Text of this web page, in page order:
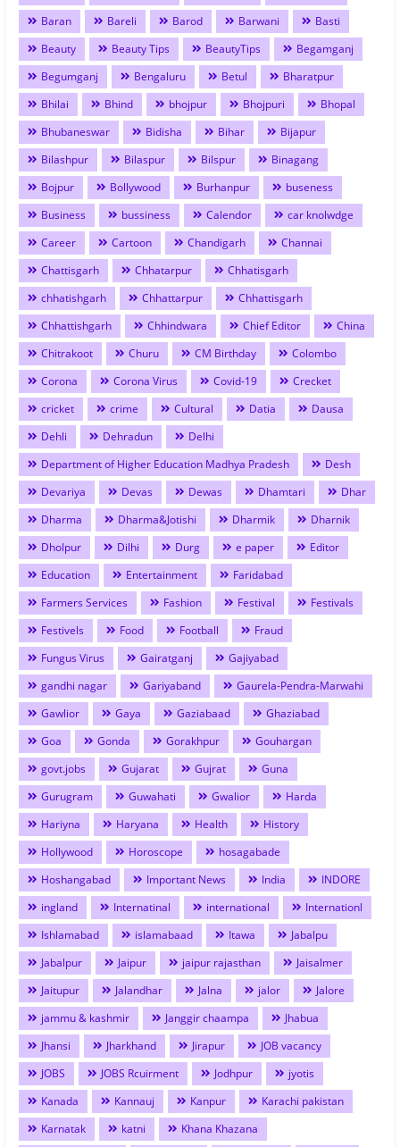
Baran
Bareli Barod Barwani
Basti
Beauty
Beauty Tips BeautyTips
Begamganj
Begumganj
Bengaluru Betul
Bharatpur
Bhilai
Bhind bhojpur Bhojpuri
Bhopal
Bhubaneswar
Bidisha Bihar
Bijapur
Bilashpur
Bilaspur Bilspur
Binagang
Bojpur
Bollywood Burhanpur
buseness
Business
bussiness Calendor
car knolwdge
Career
Cartoon Chandigarh
Channai
Chattisgarh
Chhatarpur
Chhatisgarh
chhatishgarh
Chhattarpur
Chhattisgarh
Chhattishgarh
Chhindwara Chief Editor
China
Chitrakoot
Churu CM Birthday
Colombo
Corona
Corona Virus Covid-19
Crecket
cricket
crime Cultural Datia
Dausa
Dehli
Dehradun
Delhi
Department of Higher Education Madhya Pradesh
Desh
Devariya
Devas Dewas Dhamtari
Dhar
Dharma
Dharma&Jotishi Dharmik
Dharnik
Dholpur
Dilhi Durg e paper
Editor
Education
Entertainment
Faridabad
Farmers Services
Fashion Festival
Festivals
Festivels
Food Football
Fraud
Fungus Virus
Gairatganj
Gajiyabad
gandhi nagar
Gariyaband
Gaurela-Pendra-Marwahi
Gawlior
Gaya Gaziabaad
Ghaziabad
Goa
Gonda Gorakhpur
Gouhargan
govt.jobs
Gujarat Gujrat
Guna
Gurugram
Guwahati Gwalior
Harda
Hariyna
Haryana Health
History
Hollywood
Horoscope
hosagabade
Hoshangabad
Important News India
INDORE
ingland
Internatinal international
Internationl
Ishlamabad
islamabaad Itawa
Jabalpu
Jabalpur
Jaipur jaipur rajasthan
Jaisalmer
Jaitupur
Jalandhar Jalna jalor
Jalore
jammu & kashmir
Janggir chaampa
Jhabua
Jhansi
Jharkhand Jirapur
JOB vacancy
JOBS
JOBS Rcuirment Jodhpur
jyotis
Kanada
Kannauj Kanpur
Karachi pakistan
Karnatak
katni
Khana Khazana